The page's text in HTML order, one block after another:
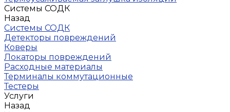
Системы СОДК
Назад
Системы СОДК
Детекторы повреждений
Коверы
Локаторы повреждений
Расходные материалы
Терминалы коммутационные
Тестеры
Услуги
Назад